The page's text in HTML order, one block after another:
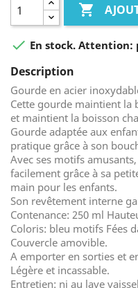

 En stock. Attention:
Description
Gourde en acier
Cette gourde maintient la
et maintient la boisson
Gourde adaptée aux
pratique grâce à son
Avec ses motifs
facilement grâce à sa
main pour les enfants.
Son revêtement interne
Contenance: 250 ml
Coloris: bleu motifs Fées
Couvercle amovible.
A emporter en sorties et
Légère et incassable.
Entretien: ni au lave